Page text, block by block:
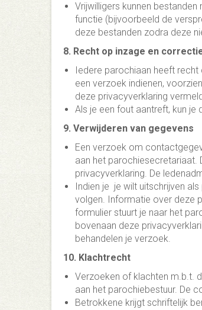
Vrijwilligers kunnen
functie (bijvoorbeeld de
deze bestanden zodra deze
8. Recht op inzage en
Iedere parochiaan heeft
een verzoek indienen,
deze privacyverklaring
Als je een fout aantreft, kun
9. Verwijderen van gegevens
Een verzoek om
aan het parochiesecretariaat.
privacyverklaring. De
Indien je je wilt uitschrijven
volgen. Informatie over deze
formulier stuurt je naar het
bovenaan deze
behandelen je verzoek.
10. Klachtrecht
Verzoeken of klachten m.b.t.
aan het parochiebestuur. De
Betrokkene krijgt schriftelijk